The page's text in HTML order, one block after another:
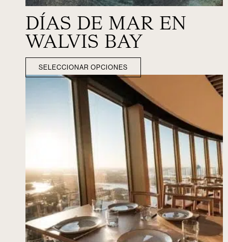
DÍAS DE MAR EN
WALVIS BAY
SELECCIONAR OPCIONES